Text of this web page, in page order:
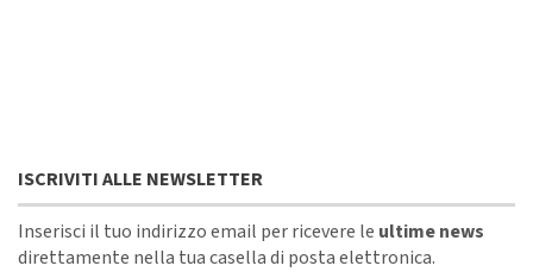
ISCRIVITI ALLE NEWSLETTER
Inserisci il tuo indirizzo email per ricevere le ultime news
direttamente nella tua casella di posta elettronica.